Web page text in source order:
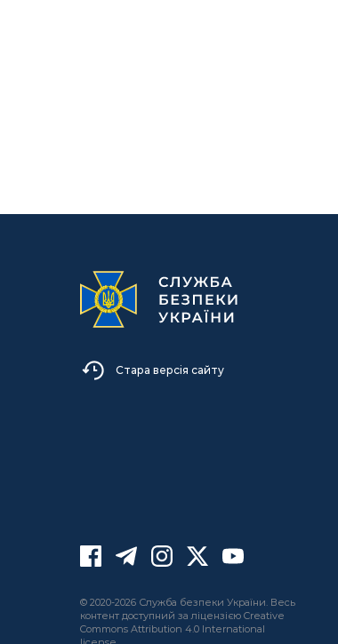
Стара версія сайту
© 2020-2026 Служба безпеки України. Весь
контент доступний за ліцензією Creative
Commons Attribution 4.0 International